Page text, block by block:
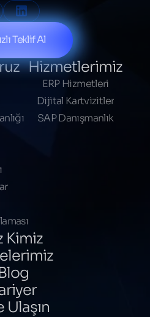
Teklif Al
Hizmetlerimiz
ERP Hizmetleri
Dijital Kartvizitler
SAP Danışmanlık
Kimiz
Ulaşın